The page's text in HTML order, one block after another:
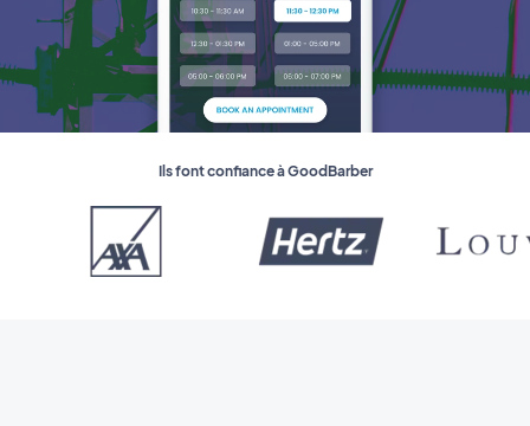
Ils font confiance à GoodBarber